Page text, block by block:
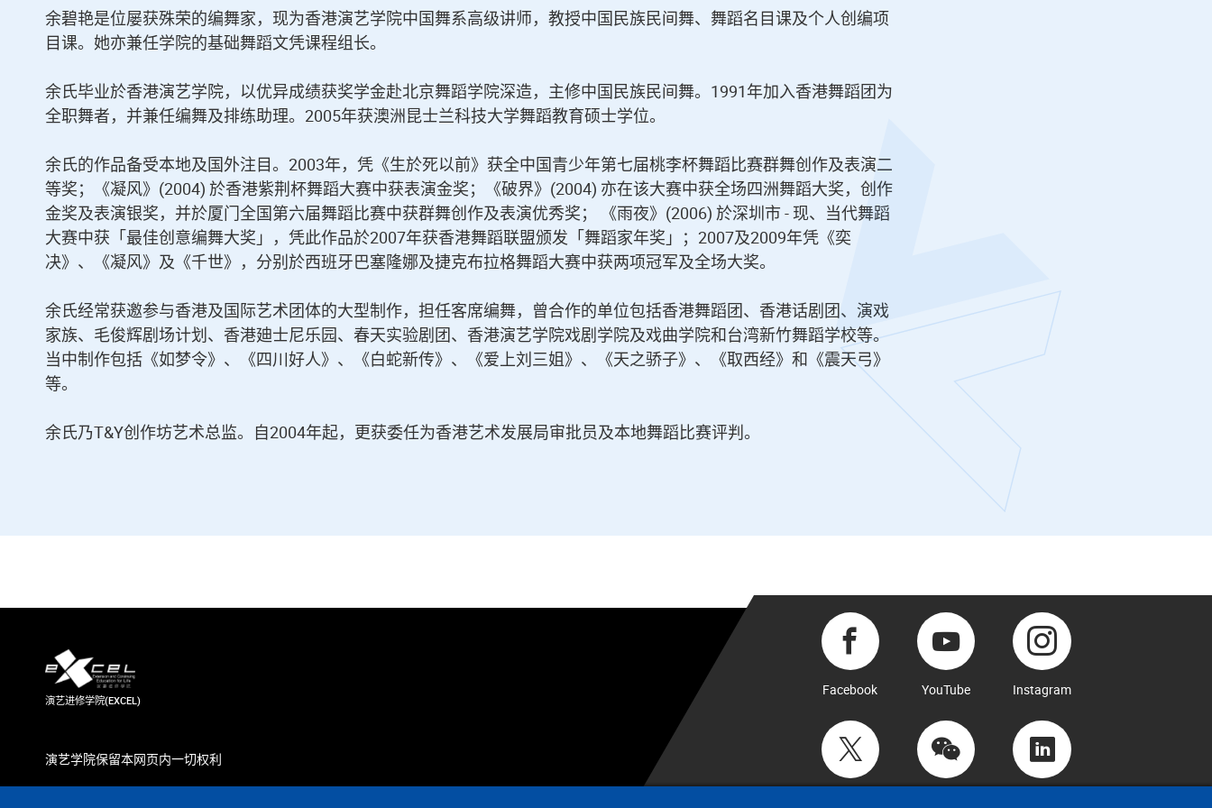
余碧艳是位屡获殊荣的编舞家，现为香港演艺学院中国舞系高级讲师，教授中国民族民间舞、舞蹈名目课及个人创编项
目课。她亦兼任学院的基础舞蹈文凭课程组长。
余氏毕业於香港演艺学院，以优异成绩获奖学金赴北京舞蹈学院深造，主修中国民族民间舞。1991年加入香港舞蹈团为
全职舞者，并兼任编舞及排练助理。2005年获澳洲昆士兰科技大学舞蹈教育硕士学位。
余氏的作品备受本地及国外注目。2003年，凭《生於死以前》获全中国青少年第七届桃李杯舞蹈比赛群舞创作及表演二
等奖；《凝风》(2004) 於香港紫荆杯舞蹈大赛中获表演金奖；《破界》(2004) 亦在该大赛中获全场四洲舞蹈大奖，创作
金奖及表演银奖，并於厦门全国第六届舞蹈比赛中获群舞创作及表演优秀奖； 《雨夜》(2006) 於深圳市 - 现、当代舞蹈
大赛中获「最佳创意编舞大奖」，凭此作品於2007年获香港舞蹈联盟颁发「舞蹈家年奖」；2007及2009年凭《奕
决》、《凝风》及《千世》，分别於西班牙巴塞隆娜及捷克布拉格舞蹈大赛中获两项冠军及全场大奖。
余氏经常获邀参与香港及国际艺术团体的大型制作，担任客席编舞，曾合作的单位包括香港舞蹈团、香港话剧团、演戏
家族、毛俊辉剧场计划、香港廸士尼乐园、春天实验剧团、香港演艺学院戏剧学院及戏曲学院和台湾新竹舞蹈学校等。
当中制作包括《如梦令》、《四川好人》、《白蛇新传》、《爱上刘三姐》、《天之骄子》、《取西经》和《震天弓》
等。
余氏乃T&Y创作坊艺术总监。自2004年起，更获委任为香港艺术发展局审批员及本地舞蹈比赛评判。
演艺进修学院(EXCEL)
演艺学院保留本网页内一切权利
Facebook YouTube Instagram